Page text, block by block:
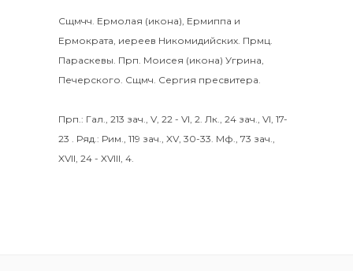
Сщмчч. Ермолая (икона), Ермиппа и
Ермократа , иереев Никомидийских. Прмц.
Параскевы . Прп. Моисея (икона) Угрина,
Печерского. Сщмч. Сергия пресвитера.
Прп.: Гал., 213 зач., V, 22 - VI, 2. Лк., 24 зач., VI, 17-
23
. Ряд.: Рим., 119 зач., XV, 30-33. Мф., 73 зач.,
XVII, 24 - XVIII, 4.